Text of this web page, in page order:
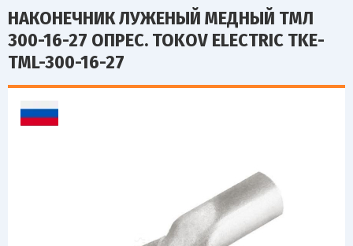
НАКОНЕЧНИК ЛУЖЕНЫЙ МЕДНЫЙ ТМЛ
300-16-27 ОПРЕС. TOKOV ELECTRIC TKE-
TML-300-16-27